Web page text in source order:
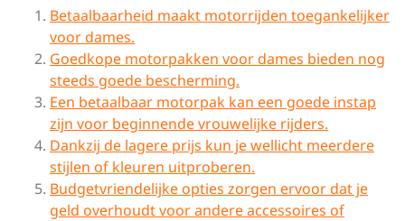
Betaalbaarheid maakt motorrijden toegankelijker
voor dames.
Goedkope motorpakken voor dames bieden nog
steeds goede bescherming.
Een betaalbaar motorpak kan een goede instap
zijn voor beginnende vrouwelijke rijders.
Dankzij de lagere prijs kun je wellicht meerdere
stijlen of kleuren uitproberen.
Budgetvriendelijke opties zorgen ervoor dat je
geld overhoudt voor andere accessoires of